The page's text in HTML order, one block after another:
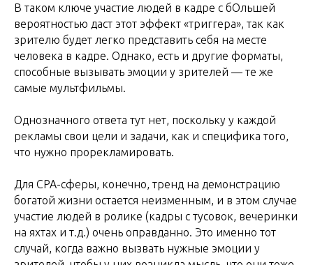
В таком ключе участие людей в кадре с бОльшей
вероятностью даст этот эффект «триггера», так как
зрителю будет легко представить себя на месте
человека в кадре. Однако, есть и другие форматы,
способные вызывать эмоции у зрителей — те же
самые мультфильмы.
Однозначного ответа тут нет, поскольку у каждой
рекламы свои цели и задачи, как и специфика того,
что нужно прорекламировать.
Для CPA-сферы, конечно, тренд на демонстрацию
богатой жизни остается неизменным, и в этом случае
участие людей в ролике (кадры с тусовок, вечеринки
на яхтах и т.д.) очень оправданно. Это именно тот
случай, когда важно вызвать нужные эмоции у